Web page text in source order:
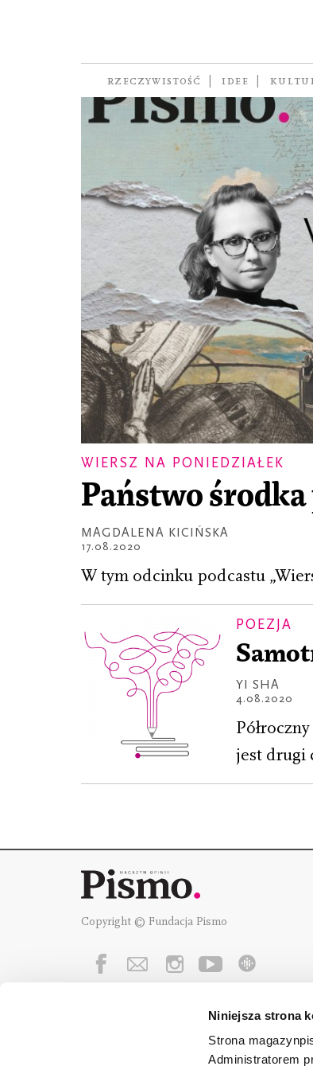
Niniejsza strona
Strona
Administratorem
RZECZYWISTOŚĆ IDEE
WIERSZ NA PONIEDZIAŁEK
Państwo
MAGDALENA KICIŃSKA
17.08.2020
W tym odcinku podcastu
POEZJA
YI SHA
4.08.2020
jest drugi
Copyright © Fundacja Pismo
Fundację Pismowspierają: